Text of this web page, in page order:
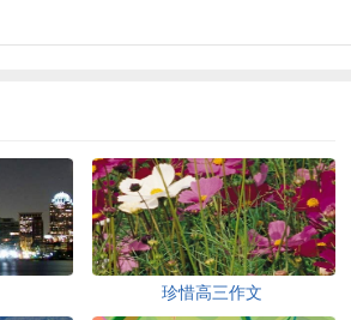
珍惜高三作文